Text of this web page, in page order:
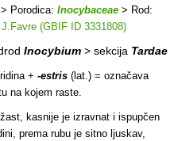
> Porodica: Inocybaceae > Rod:
J.Favre (GBIF ID 3331808)
Inocybium > sekcija Tardae
+ -estris (lat.) = označava
na kojem raste.
kasnije je izravnat i ispupčen
prema rubu je sitno ljuskav,